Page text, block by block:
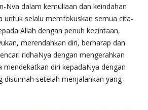
Nva dalam kemuliaan dan keindahan
untuk selalu memfokuskan semua cita-
Allah dengan penuh kecintaan,
merendahkan diri, berharap dan
ridhaNya dengan mengerahkan
mendekatkan diri kepadaNya dengan
disunnah setelah menjalankan yang